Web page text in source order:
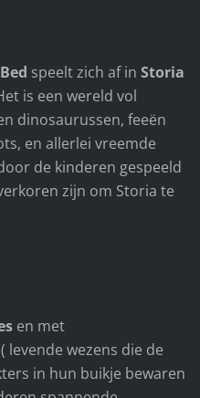
speelt zich af in Storia
is een wereld vol
dinosaurussen, feeën
en allerlei vreemde
de kinderen gespeeld
zijn om Storia te
en met
( levende wezens die de
in hun buikje bewaren